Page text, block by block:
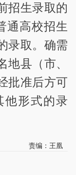
招生录取的
通高校招生
录取。确需
地县（市、
批准后方可
他形式的录
责编：王凰